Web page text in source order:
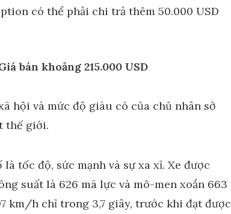
có thể phải chi trả thêm 50.000 USD
bán khoảng 215.000 USD
tốc độ, sức mạnh và sự xa xỉ. Xe được
suất là 626 mã lực và mô-men xoắn 663
km/h chỉ trong 3,7 giây, trước khi đạt được